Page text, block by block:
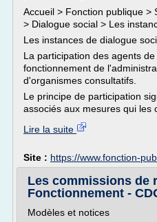
Accueil > Fonction publique >
> Dialogue social > Les
Les instances de dialogue
La participation des agents
fonctionnement de
d'organismes consultatifs.
Le principe de participation
associés aux mesures qui les
Lire la suite
Site : https://www.fonction-
Les commissions de
Fonctionnement -
Modèles et notices